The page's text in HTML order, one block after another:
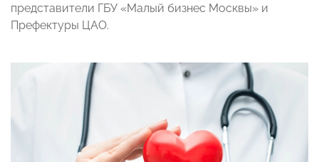
представители ГБУ «Малый бизнес Москвы» и
Префектуры ЦАО.